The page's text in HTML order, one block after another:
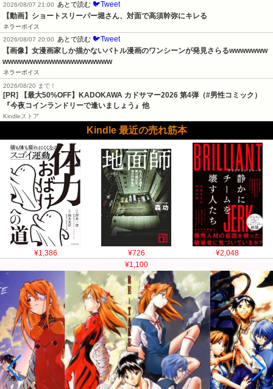
2026/08/07 21:00
あとで読む 🐦Tweet
【動画】ショートスリーパー堀さん、対面で高須幹弥にキレる
ネラーボイス
2026/08/07 20:00
あとで読む 🐦Tweet
【画像】女漫画家しか描かないバトル漫画のワンシーンが発見さらるwwwwwww
wwwwwwwwwwwwwwwwwwww
ネラーボイス
2026/08/20 まで！
[PR]
【最大50%OFF】KADOKAWA カドサマー2026 第4弾（#男性コミック）
『今夜コインランドリーで逢いましょう』他
Kindleストア
Kindle 最近の売れ筋本
¥1,386 ¥726
¥2,048
¥1,100